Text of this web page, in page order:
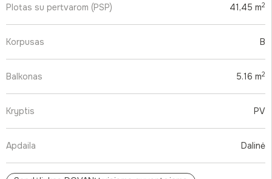
Plotas su pertvarom (PSP) 41,45 m2
Korpusas B
Balkonas 5.16 m2
Kryptis PV
Apdaila Dalinė